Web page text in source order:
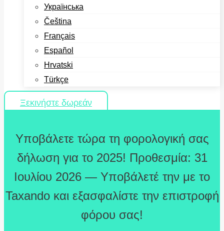
Українська
Čeština
Français
Español
Hrvatski
Türkçe
Ξεκινήστε δωρεάν
Υποβάλετε τώρα τη φορολογική σας
δήλωση για το 2025! Προθεσμία: 31
Ιουλίου 2026 — Υποβάλετέ την με το
Taxando και εξασφαλίστε την επιστροφή
φόρου σας!